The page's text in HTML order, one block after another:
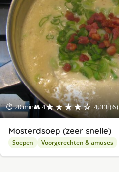
⏱ 20 min👥 4★★★★☆ 4.33 (6)
Mosterdsoep (zeer snelle)
Soepen Voorgerechten & amuses